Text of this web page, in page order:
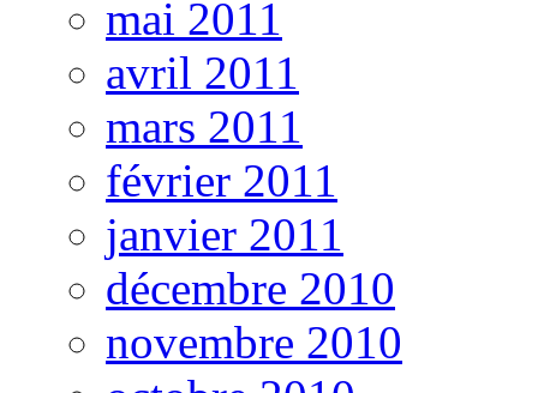
mai 2011
avril 2011
mars 2011
février 2011
janvier 2011
décembre 2010
novembre 2010